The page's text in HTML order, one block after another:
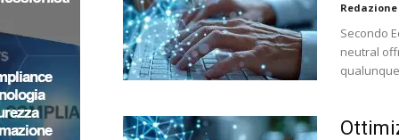
Secondo
neutral